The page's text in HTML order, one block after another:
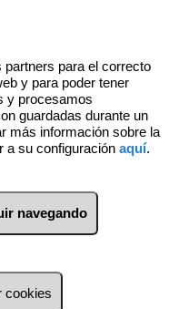
para el correcto
y para poder tener
y procesamos
guardadas durante un
más información sobre la
a su configuración aquí.
navegando
cookies